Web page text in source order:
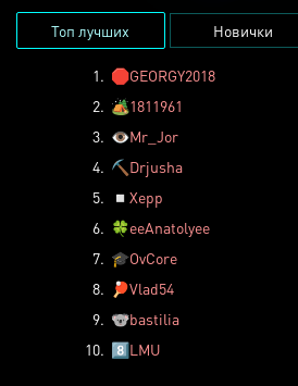
Топ лучших Новички
1. 🛑GEORGY2018
2. 🏕️1811961
3. 👁️Mr_Jor
4. ⛏️ Drjusha
5.
◽ Xepp
6. 🍀eeAnatolyee
7. 🎓OvCore
8.
🏓Vlad54
9. 🐨bastilia
10. 8️⃣LMU